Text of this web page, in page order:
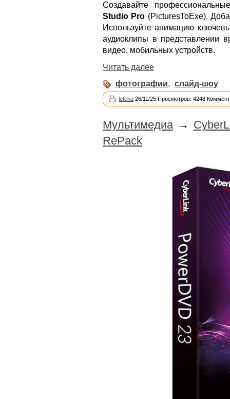
Создавайте
Studio Pro (PicturesToExe).
Используйте анимацию
аудиоклипы в
видео, мобильных устройств.
Читать далее
фотографии, слайд-шоу
leteha 26/11/25 Просмотров: 4248
Мультимедиа→
RePack